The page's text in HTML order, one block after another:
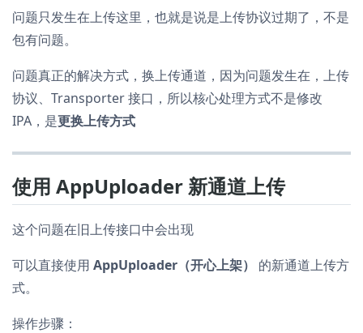
问题只发生在上传这里，也就是说是上传协议过期了，不是
包有问题。
问题真正的解决方式，换上传通道，因为问题发生在，上传
协议、Transporter 接口，所以核心处理方式不是修改
IPA，是更换上传方式
使用 AppUploader 新通道上传
这个问题在旧上传接口中会出现
可以直接使用 AppUploader（开心上架）
的新通道上传方
式。
操作步骤：